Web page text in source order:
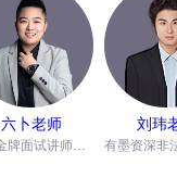
六卜老师
有墨金牌面试讲师；深耕公考结构化面试，专注一线面试授课多年，实战战绩亮眼;先后多次缔造省考守擂学员100％上岸;重庆省考学员综合上岸率77％，多次助力学员斩获考场全场最高分。授课犀利有气势、激情澎湃，坚持反模板教学，摒弃套路化答题;注重个性化辅导，精准定位学员短板，定制专属高分答题思路，高效突破面试瓶颈。
刘玮